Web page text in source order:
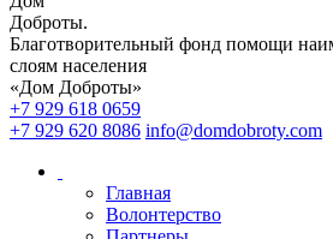
Доброты.
Благотворительный фонд помощи
слоям населения
«Дом Доброты»
+7 929 618 0659
+7 929 620 8086 info@domdobroty.com
Главная
Волонтерство